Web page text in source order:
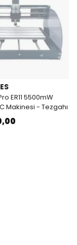
ER11 5500mW
Makinesi - Tezgahı